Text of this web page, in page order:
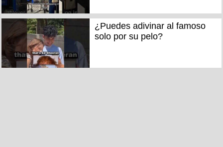
¿Puedes adivinar al famoso
solo por su pelo?